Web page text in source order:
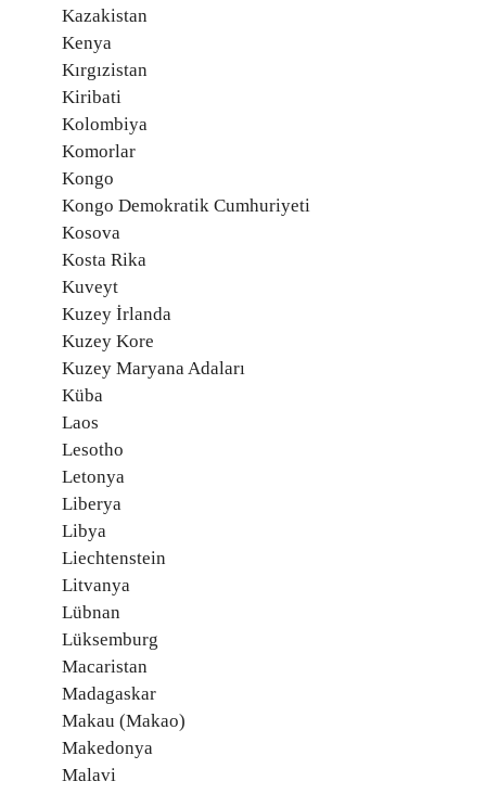
Kazakistan
Kenya
Kırgızistan
Kiribati
Kolombiya
Komorlar
Kongo
Kongo Demokratik Cumhuriyeti
Kosova
Kosta Rika
Kuveyt
Kuzey İrlanda
Kuzey Kore
Kuzey Maryana Adaları
Küba
Laos
Lesotho
Letonya
Liberya
Libya
Liechtenstein
Litvanya
Lübnan
Lüksemburg
Macaristan
Madagaskar
Makau (Makao)
Makedonya
Malavi